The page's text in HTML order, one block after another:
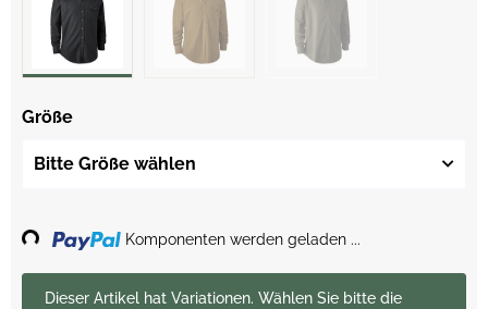
Größe
Bitte Größe wählen
xDieser Artikel hat Variationen. Wählen Sie bitte die
Loading... Komponenten werden geladen ...